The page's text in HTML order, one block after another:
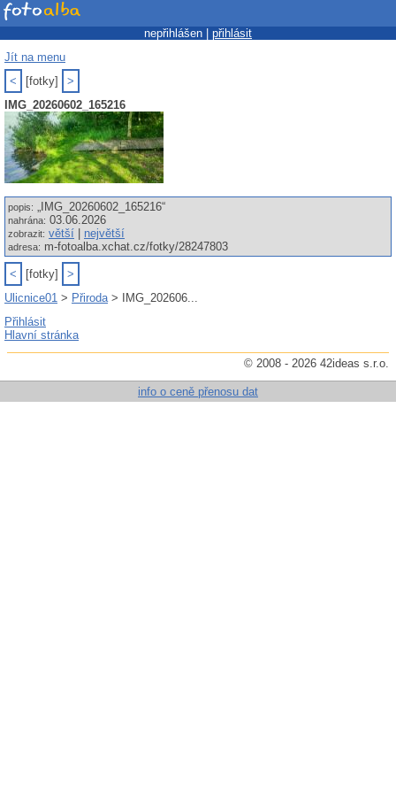
nepřihlášen | přihlásit
Jít na menu
<
[fotky]
>
IMG_20260602_165216
popis: „IMG_20260602_165216“
nahrána: 03.06.2026
zobrazit: větší největší
adresa: m-fotoalba.xchat.cz/fotky/28247803
< [fotky]
>
Ulicnice01 > Přiroda> IMG_202606...
Přihlásit
Hlavní stránka
© 2008 - 2026 42ideas s.r.o.
info o ceně přenosu dat